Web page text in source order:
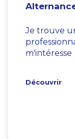
Je trouve
m'intéresse
Découvrir